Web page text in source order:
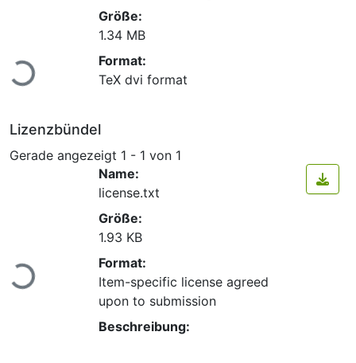
Lade...
Größe:
1.34 MB
Format:
TeX dvi format
Lizenzbündel
Gerade angezeigt 1 - 1 von 1
Lade...
Name:
license.txt
Größe:
1.93 KB
Format:
Item-specific license agreed
upon to submission
Beschreibung: